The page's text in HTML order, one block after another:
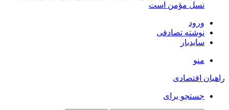
نسل مؤمن است
ورود
نوشته تصادفی
سایدبار
منو
راهیان اقتصادی
جستجو برای